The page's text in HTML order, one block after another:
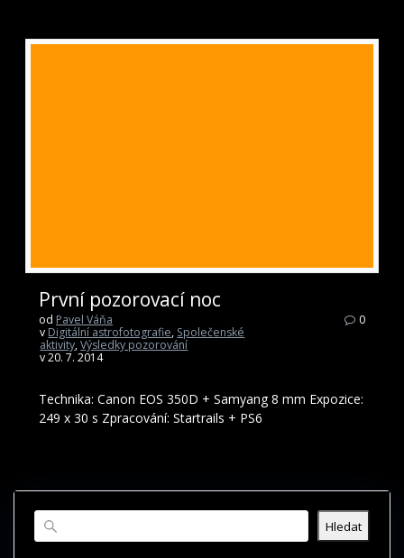
První pozorovací noc
od Pavel Váňa
v Digitální astrofotografie, Společenské
aktivity,Výsledky pozorování
v 20. 7. 2014
0
Technika: Canon EOS 350D + Samyang 8 mm Expozice:
249 x 30 s Zpracování: Startrails + PS6
Hledat